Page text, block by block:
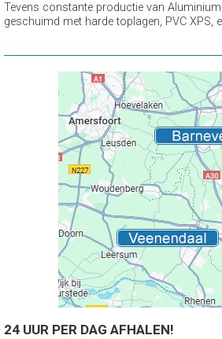
Tevens constante productie van
geschuimd met harde toplagen, PVC XPS,
24 UUR PER DAG AFHALEN!